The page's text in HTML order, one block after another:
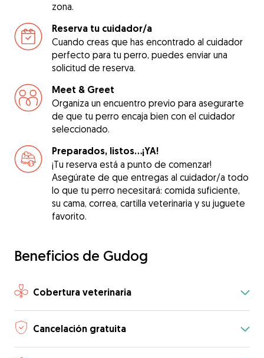
zona.
Reserva tu cuidador/a
Cuando creas que has encontrado al cuidador
perfecto para tu perro, puedes enviar una
solicitud de reserva.
Meet & Greet
Organiza un encuentro previo para asegurarte
de que tu perro encaja bien con el cuidador
seleccionado.
Preparados, listos...¡YA!
¡Tu reserva está a punto de comenzar!
Asegúrate de que entregas al cuidador/a todo
lo que tu perro necesitará: comida suficiente,
su cama, correa, cartilla veterinaria y su juguete
favorito.
Beneficios de Gudog
Cobertura veterinaria
Cancelación gratuita